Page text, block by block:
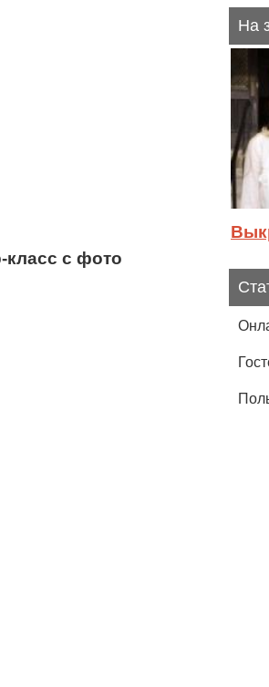
класс с фото
На